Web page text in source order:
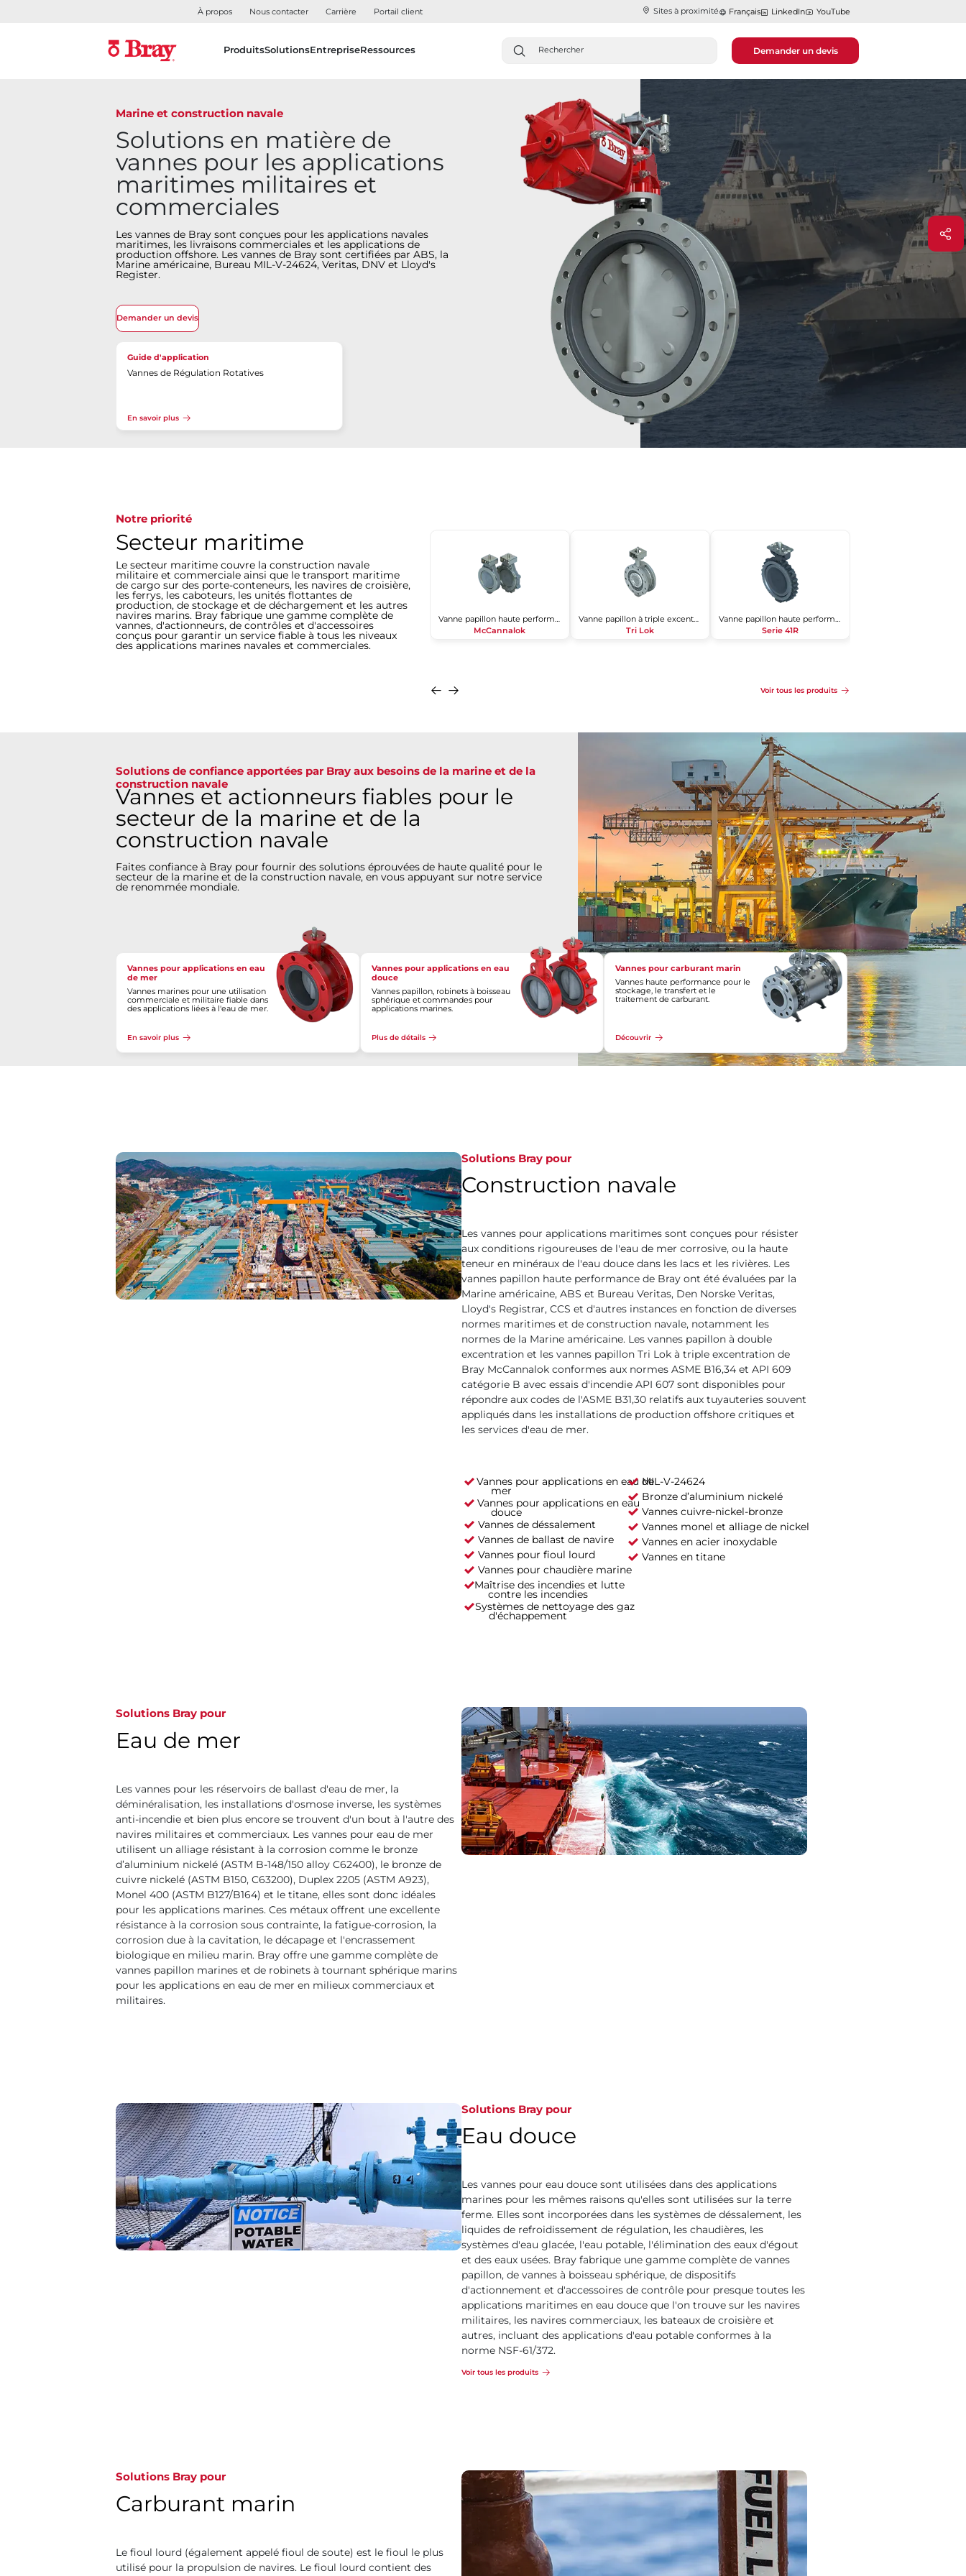
À propos Nous contacter Carrière Portail client Sites à proximité Français LinkedIn YouTube
ProduitsSolutionsEntrepriseRessources Demander un devis
Marine et construction navale
Solutions en matière de
vannes pour les applications
maritimes militaires et
commerciales
Les vannes de Bray sont conçues pour les applications navales
maritimes, les livraisons commerciales et les applications de
production offshore. Les vannes de Bray sont certifiées par ABS, la
Marine américaine, Bureau MIL-V-24624, Veritas, DNV et Lloyd's
Register.
Demander un devis
Guide d'application
Vannes de Régulation Rotatives
En savoir plus
Notre priorité
Secteur maritime
Le secteur maritime couvre la construction navale
militaire et commerciale ainsi que le transport maritime
de cargo sur des porte-conteneurs, les navires de croisière,
les ferrys, les caboteurs, les unités flottantes de
production, de stockage et de déchargement et les autres
navires marins. Bray fabrique une gamme complète de
vannes, d'actionneurs, de contrôles et d'accessoires
conçus pour garantir un service fiable à tous les niveaux
des applications marines navales et commerciales.
Vanne papillon haute performance
McCannalok
Vanne papillon à triple excentration
Tri Lok
Vanne papillon haute performance
Serie 41R
Voir tous les produits
Solutions de confiance apportées par Bray aux besoins de la marine et de la
construction navale
Vannes et actionneurs fiables pour le
secteur de la marine et de la
construction navale
Faites confiance à Bray pour fournir des solutions éprouvées de haute qualité pour le
secteur de la marine et de la construction navale, en vous appuyant sur notre service
de renommée mondiale.
Vannes pour applications en eau
de mer
Vannes marines pour une utilisation
commerciale et militaire fiable dans
des applications liées à l'eau de mer.
En savoir plus
Vannes pour applications en eau
douce
Vannes papillon, robinets à boisseau
sphérique et commandes pour
applications marines.
Plus de détails
Vannes pour carburant marin
Vannes haute performance pour le
stockage, le transfert et le
traitement de carburant.
Découvrir
Solutions Bray pour
Construction navale
Les vannes pour applications maritimes sont conçues pour résister
aux conditions rigoureuses de l'eau de mer corrosive, ou la haute
teneur en minéraux de l'eau douce dans les lacs et les rivières. Les
vannes papillon haute performance de Bray ont été évaluées par la
Marine américaine, ABS et Bureau Veritas, Den Norske Veritas,
Lloyd's Registrar, CCS et d'autres instances en fonction de diverses
normes maritimes et de construction navale, notamment les
normes de la Marine américaine. Les vannes papillon à double
excentration et les vannes papillon Tri Lok à triple excentration de
Bray McCannalok conformes aux normes ASME B16,34 et API 609
catégorie B avec essais d'incendie API 607 sont disponibles pour
répondre aux codes de l'ASME B31,30 relatifs aux tuyauteries souvent
appliqués dans les installations de production offshore critiques et
les services d'eau de mer.
Vannes pour applications en eau de
mer
Vannes pour applications en eau
douce
Vannes de déssalement
Vannes de ballast de navire
Vannes pour fioul lourd
Vannes pour chaudière marine
Maîtrise des incendies et lutte
contre les incendies
Systèmes de nettoyage des gaz
d'échappement
MIL-V-24624
Bronze d’aluminium nickelé
Vannes cuivre-nickel-bronze
Vannes monel et alliage de nickel
Vannes en acier inoxydable
Vannes en titane
Solutions Bray pour
Eau de mer
Les vannes pour les réservoirs de ballast d'eau de mer, la
déminéralisation, les installations d'osmose inverse, les systèmes
anti-incendie et bien plus encore se trouvent d'un bout à l'autre des
navires militaires et commerciaux. Les vannes pour eau de mer
utilisent un alliage résistant à la corrosion comme le bronze
d’aluminium nickelé (ASTM B-148/150 alloy C62400), le bronze de
cuivre nickelé (ASTM B150, C63200), Duplex 2205 (ASTM A923),
Monel 400 (ASTM B127/B164) et le titane, elles sont donc idéales
pour les applications marines. Ces métaux offrent une excellente
résistance à la corrosion sous contrainte, la fatigue-corrosion, la
corrosion due à la cavitation, le décapage et l'encrassement
biologique en milieu marin. Bray offre une gamme complète de
vannes papillon marines et de robinets à tournant sphérique marins
pour les applications en eau de mer en milieux commerciaux et
militaires.
Solutions Bray pour
Eau douce
Les vannes pour eau douce sont utilisées dans des applications
marines pour les mêmes raisons qu'elles sont utilisées sur la terre
ferme. Elles sont incorporées dans les systèmes de déssalement, les
liquides de refroidissement de régulation, les chaudières, les
systèmes d'eau glacée, l'eau potable, l'élimination des eaux d'égout
et des eaux usées. Bray fabrique une gamme complète de vannes
papillon, de vannes à boisseau sphérique, de dispositifs
d'actionnement et d'accessoires de contrôle pour presque toutes les
applications maritimes en eau douce que l'on trouve sur les navires
militaires, les navires commerciaux, les bateaux de croisière et
autres, incluant des applications d'eau potable conformes à la
norme NSF-61/372.
Voir tous les produits
Solutions Bray pour
Carburant marin
Le fioul lourd (également appelé fioul de soute) est le fioul le plus
utilisé pour la propulsion de navires. Le fioul lourd contient des